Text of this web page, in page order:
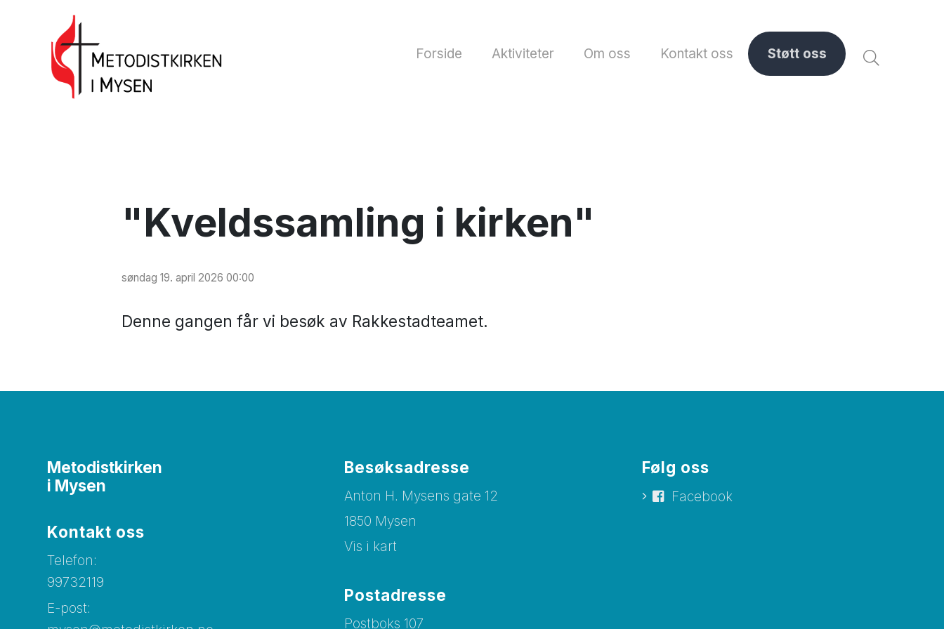
Forside Aktiviteter Om oss Kontakt oss Støtt oss
"Kveldssamling i kirken"
søndag 19. april 2026 00:00
Denne gangen får vi besøk av Rakkestadteamet.
Metodistkirken
i Mysen
Kontakt oss
Telefon:
99732119
E-post:
Besøksadresse
Anton H. Mysens gate 12
1850 Mysen
Vis i kart
Postadresse
Postboks 107
Følg oss
Facebook